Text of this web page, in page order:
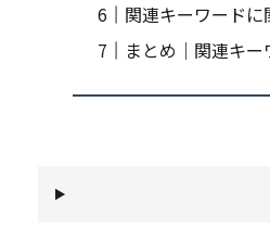
関連キーワード
まとめ｜関連キ